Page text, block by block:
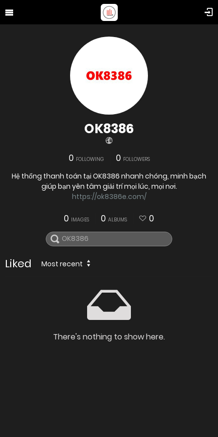
OK8386
0 FOLLOWING 0 FOLLOWERS
Hệ thống thanh toán tại OK8386 nhanh chóng, minh bạch
giúp bạn yên tâm giải trí mọi lúc, mọi nơi.
https://ok8386e.com/
0 IMAGES 0 ALBUMS 0
Liked Most recent
There's nothing to show here.